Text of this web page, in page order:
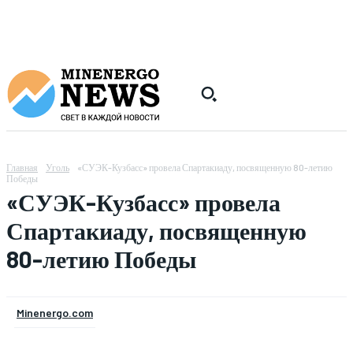
Главная Уголь
«СУЭК-Кузбасс» провела Спартакиаду, посвященную 80-летию
Победы
«СУЭК-Кузбасс» провела
Спартакиаду, посвященную
80-летию Победы
Minenergo.com